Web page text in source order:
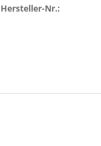
Hersteller-Nr.: